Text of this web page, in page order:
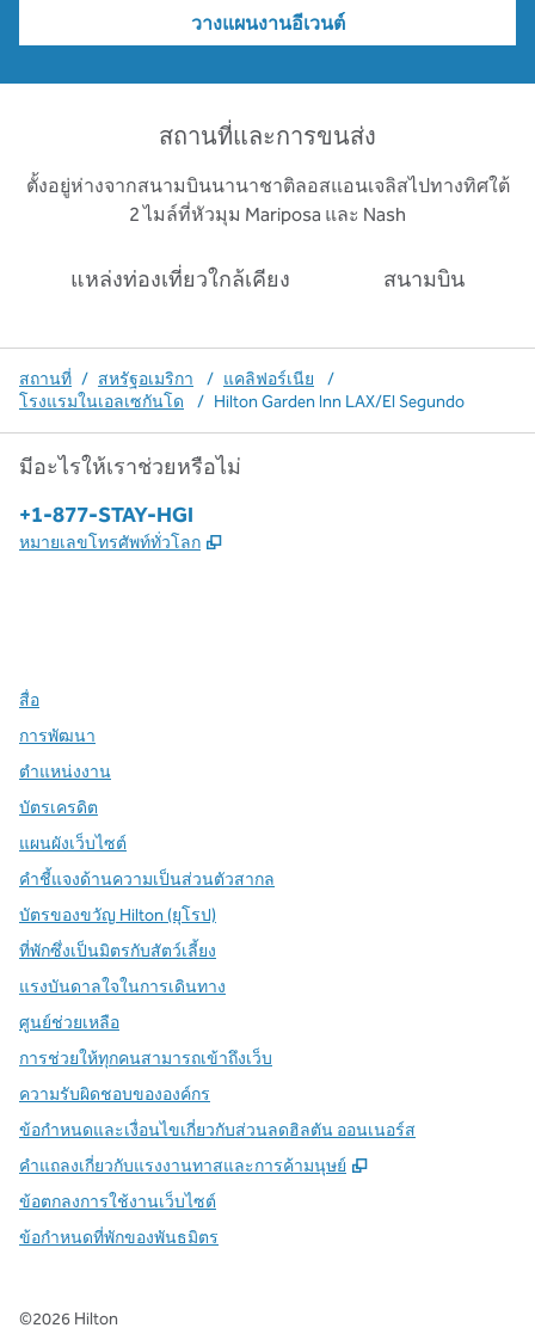
วางแผนงานอีเวนต์
สถานที่และการขนส่ง
ตั้งอยู่ห่างจากสนามบินนานาชาติลอสแอนเจลิสไปทางทิศใต้
2 ไมล์ที่หัวมุม Mariposa และ Nash
แหล่งท่องเที่ยวใกล้เคียง สนามบิน
สถานที่ / สหรัฐอเมริกา / แคลิฟอร์เนีย
/
โรงแรมในเอลเซกันโด
/ Hilton Garden Inn LAX/El Segundo
มีอะไรให้เราช่วยหรือไม่
โทรศัพท์:
+1-877-STAY-HGI
หมายเลขโทรศัพท์ทั่วโลก ,
สื่อ
การพัฒนา
ตำแหน่งงาน
บัตรเครดิต
แผนผังเว็บไซต์
คำชี้แจงด้านความเป็นส่วนตัวสากล
บัตรของขวัญ Hilton (ยุโรป)
ที่พักซึ่งเป็นมิตรกับสัตว์เลี้ยง
แรงบันดาลใจในการเดินทาง
ศูนย์ช่วยเหลือ
การช่วยให้ทุกคนสามารถเข้าถึงเว็บ
ความรับผิดชอบขององค์กร
ข้อกำหนดและเงื่อนไขเกี่ยวกับส่วนลดฮิลตัน ออนเนอร์ส
คําแถลงเกี่ยวกับแรงงานทาสและการค้ามนุษย์
,
ข้อตกลงการใช้งานเว็บไซต์
ข้อกําหนดที่พักของพันธมิตร
©2026 Hilton